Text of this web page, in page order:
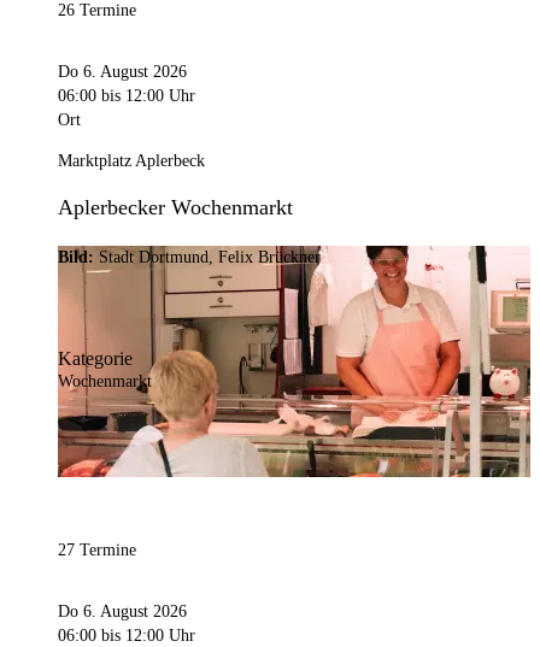
26 Termine
Do 6. August 2026
06:00 bis 12:00 Uhr
Ort
Marktplatz Aplerbeck
Aplerbecker Wochenmarkt
Bild: Stadt Dortmund, Felix Brückner
Kategorie
Wochenmarkt
27 Termine
Do 6. August 2026
06:00 bis 12:00 Uhr